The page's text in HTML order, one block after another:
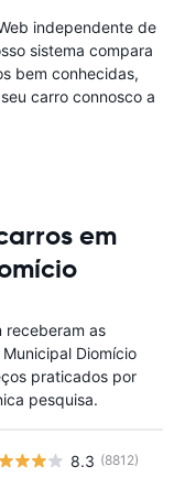
independente de
sistema compara
bem conhecidas,
carro connosco a
em
receberam as
Diomício
praticados por
pesquisa.
8.3 (8812)